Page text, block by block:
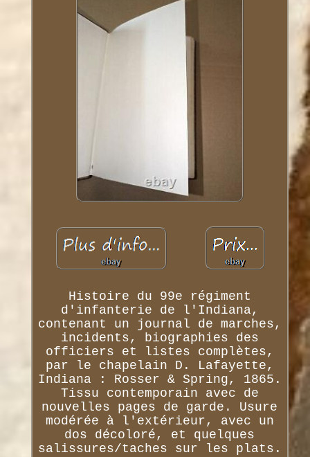
Histoire du 99e régiment
d'infanterie de l'Indiana,
contenant un journal de marches,
incidents, biographies des
officiers et listes complètes,
par le chapelain D. Lafayette,
Indiana : Rosser & Spring, 1865.
Tissu contemporain avec de
nouvelles pages de garde. Usure
modérée à l'extérieur, avec un
dos décoloré, et quelques
salissures/taches sur les plats.